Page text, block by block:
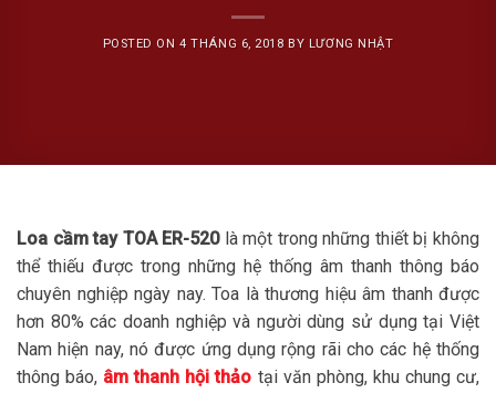
POSTED ON4 THÁNG 6, 2018 BY LƯƠNG NHẬT
Loa cầm tay TOA ER-520là một trong những thiết bị không
thể thiếu được trong những hệ thống âm thanh thông báo
chuyên nghiệp ngày nay. Toa là thương hiệu âm thanh được
hơn 80% các doanh nghiệp và người dùng sử dụng tại Việt
Nam hiện nay, nó được ứng dụng rộng rãi cho các hệ thống
thông báo, âm thanh hội thảo tại văn phòng, khu chung cư,